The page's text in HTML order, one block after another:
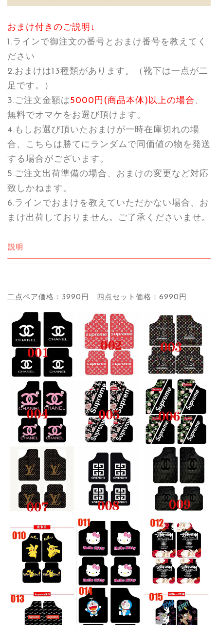
おまけ付きのご説明↓
1.ラインで御注文の番号とおまけ番号を教えてく
ださい
2.おまけは13種類があります。（靴下は一点が二
足です。）
3.ご注文金額は5000円(商品本体)以上の場合 、
無料でオマケをお選び頂けます。
4.もしお選び頂いたおまけが一時在庫切れの場
合、こちらは勝てにランダムで同価値の物を発送
する場合がございます。
5.ご注文出荷準備の場合、おまけの変更など対応
致しかねます。
6.ラインでおまけを教えていただかない場合、お
まけ出荷しておりません。ご了承くださいませ。
説明
二点ペア価格：3990円 四点セット価格：6990円